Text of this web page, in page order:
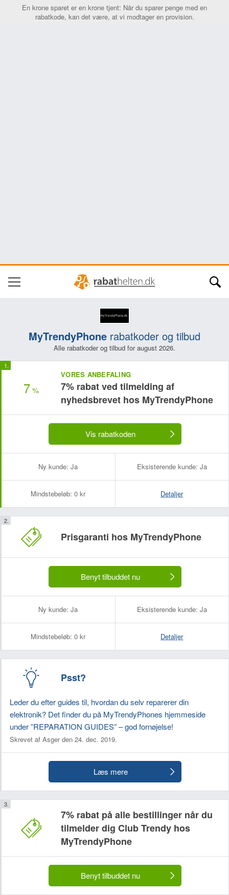
En krone sparet er en krone tjent: Når du sparer penge med en
rabatkode, kan det være, at vi modtager en provision.
MyTrendyPhone rabatkoder og tilbud
Alle rabatkoder og tilbud for august 2026.
7%
VORES ANBEFALING
7% rabat ved tilmelding af
nyhedsbrevet hos MyTrendyPhone
Vis rabatkoden
Ny kunde: Ja Eksisterende kunde: Ja
Mindstebeløb: 0 kr Detaljer
Prisgaranti hos MyTrendyPhone
Benyt tilbuddet nu
Ny kunde: Ja Eksisterende kunde: Ja
Mindstebeløb: 0 kr Detaljer
Psst?
Leder du efter guides til, hvordan du selv reparerer din
elektronik? Det finder du på MyTrendyPhones hjemmeside
under ”REPARATION GUIDES” – god fornøjelse!
Skrevet af Asger den 24. dec. 2019.
Læs mere
7% rabat på alle bestillinger når du
tilmelder dig Club Trendy hos
MyTrendyPhone
Benyt tilbuddet nu